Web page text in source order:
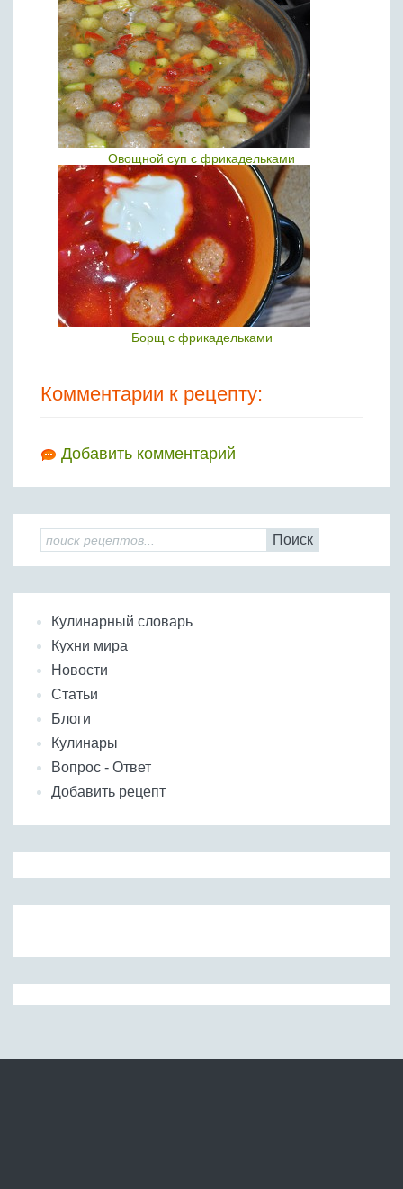
Овощной суп с фрикадельками
Борщ с фрикадельками
Комментарии к рецепту:
Добавить комментарий
Поиск
Кулинарный словарь
Кухни мира
Новости
Статьи
Блоги
Кулинары
Вопрос - Ответ
Добавить рецепт